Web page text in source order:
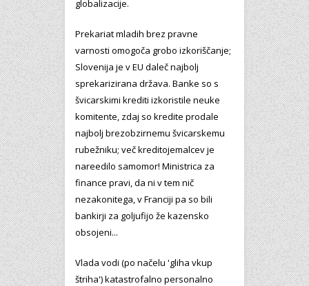
globalizacije.
Prekariat mladih brez pravne
varnosti omogoča grobo izkoriščanje;
Slovenija je v EU daleč najbolj
sprekarizirana država. Banke so s
švicarskimi krediti izkoristile neuke
komitente, zdaj so kredite prodale
najbolj brezobzirnemu švicarskemu
rubežniku; več kreditojemalcev je
nareedilo samomor! Ministrica za
finance pravi, da ni v tem nič
nezakonitega, v Franciji pa so bili
bankirji za goljufijo že kazensko
obsojeni...
Vlada vodi (po načelu 'gliha vkup
štriha') katastrofalno personalno